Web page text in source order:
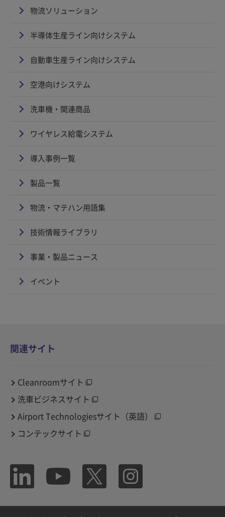
物流ソリューション
半導体生産ライン向けシステム
自動車生産ライン向けシステム
空港向けシステム
洗車機・関連商品
ワイヤレス給電システム
導入事例一覧
製品一覧
物流・マテハン用語集
技術情報ライブラリ
事業・製品ニュース
イベント
関連サイト
Cleanroomサイト
洗車ビジネスサイト
Airport Technologiesサイト（英語）
コンテックサイト